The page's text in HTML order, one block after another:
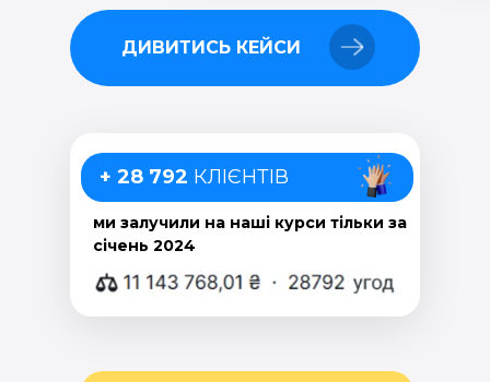
ДИВИТИСЬ КЕЙСИ
+ 28 792 КЛІЄНТІВ
ми залучили на наші курси тільки за
січень 2024